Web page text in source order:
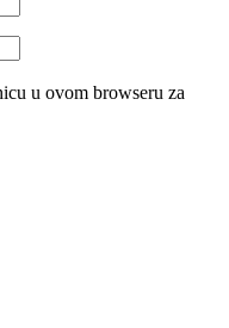
u ovom browseru za